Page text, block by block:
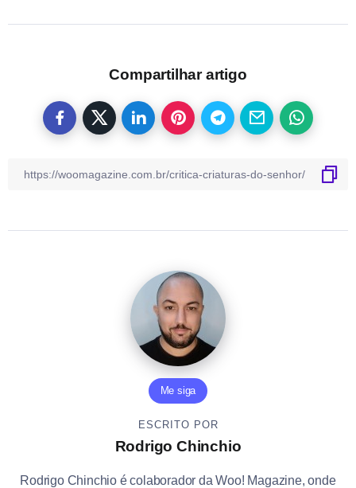
Compartilhar artigo
Me siga
ESCRITO POR
Rodrigo Chinchio
Rodrigo Chinchio é colaborador da Woo! Magazine, onde